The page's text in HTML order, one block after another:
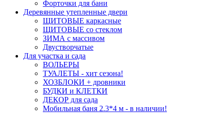
Форточки для бани
Деревянные утепленные двери
ЩИТОВЫЕ каркасные
ЩИТОВЫЕ со стеклом
ЗИМА с массивом
Двустворчатые
Для участка и сада
ВОЛЬЕРЫ
ТУАЛЕТЫ - хит сезона!
ХОЗБЛОКИ + дровники
БУДКИ и КЛЕТКИ
ДЕКОР для сада
Мобильная баня 2.3*4 м - в наличии!